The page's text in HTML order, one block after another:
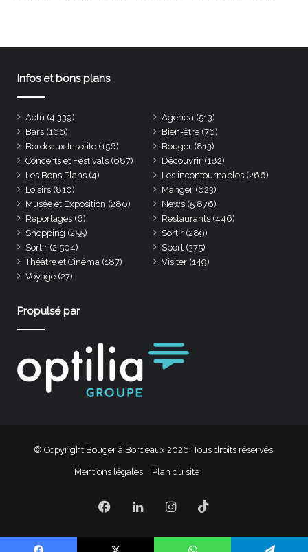
Infos et bons plans
Actu (4 339) Agenda (513)
Bars (166) Bien-être (76)
Bordeaux Insolite (156) Bouger (813)
Concerts et Festivals (687) Découvrir (182)
Les Bons Plans (4) Les incontournables (266)
Loisirs (810) Manger (623)
Musée et Exposition (280) News (5 876)
Reportages (6) Restaurants (446)
Shopping (255) Sortir (289)
Sortir (2 504) Sport (375)
Théâtre et Cinéma (187) Visiter (149)
Voyage (27)
Propulsé par
© Copyright Bouger à Bordeaux 2026. Tous droits réservés.
Mentions légales Plan du site
Facebook
LinkedinInstagram